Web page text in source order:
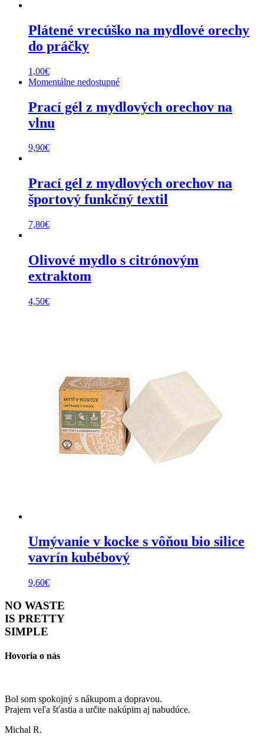
Plátené vrecúško na mydlové orechy
do práčky
1,00€
Momentálne nedostupné
Prací gél z mydlových orechov na
vlnu
9,90€
Prací gél z mydlových orechov na
športový funkčný textil
7,80€
Olivové mydlo s citrónovým
extraktom
4,50€
Umývanie v kocke s vôňou bio silice
vavrín kubébový
9,60€
NO WASTE
IS PRETTY
SIMPLE
Hovoria o nás
Bol som spokojný s nákupom a dopravou.
Prajem veľa šťastia a určite nakúpim aj nabudúce.
Michal R.